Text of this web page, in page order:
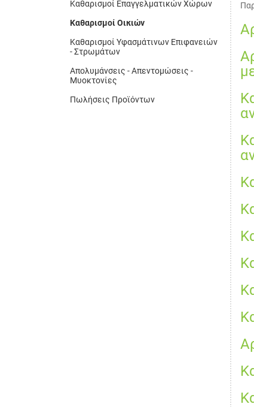
Καθαρισμοί Επαγγελματικών Χώρων
Καθαρισμοί Οικιών
Καθαρισμοί Υφασμάτινων Επιφανειών
- Στρωμάτων
Απολυμάνσεις - Απεντομώσεις -
Μυοκτονίες
Πωλήσεις Προϊόντων